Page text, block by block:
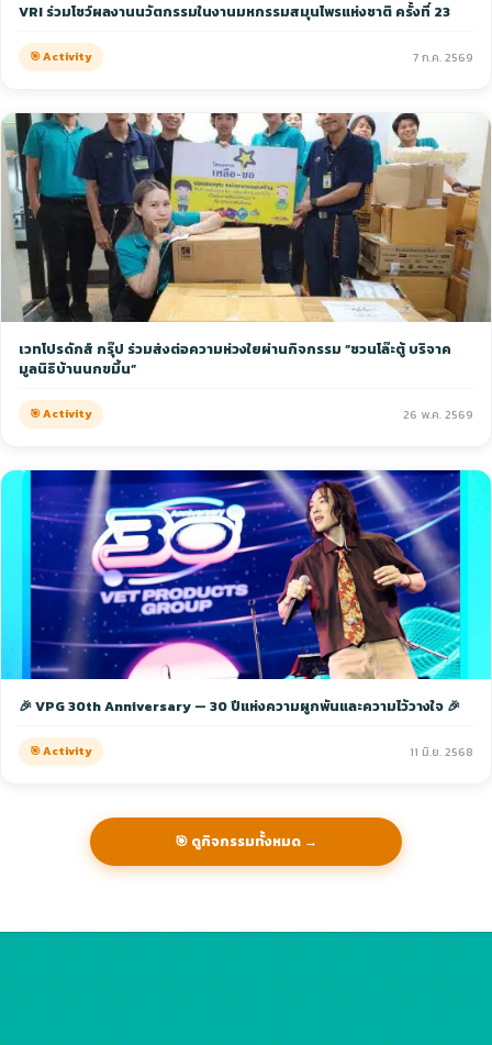
VRI ร่วมโชว์ผลงานนวัตกรรมในงานมหกรรมสมุนไพรแห่งชาติ ครั้งที่ 23
🎯 Activity 7 ก.ค. 2569
เวทโปรดักส์ กรุ๊ป ร่วมส่งต่อความห่วงใยผ่านกิจกรรม “ชวนโล๊ะตู้ บริจาค
มูลนิธิบ้านนกขมิ้น”
🎯 Activity 26 พ.ค. 2569
🎉 VPG 30th Anniversary — 30 ปีแห่งความผูกพันและความไว้วางใจ 🎉
🎯 Activity 11 มิ.ย. 2568
🎯 ดูกิจกรรมทั้งหมด →